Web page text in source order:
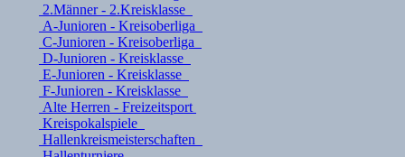
2.Männer - 2.Kreisklasse
A-Junioren - Kreisoberliga
C-Junioren - Kreisoberliga
D-Junioren - Kreisklasse
E-Junioren - Kreisklasse
F-Junioren - Kreisklasse
Alte Herren - Freizeitsport
Kreispokalspiele
Hallenkreismeisterschaften